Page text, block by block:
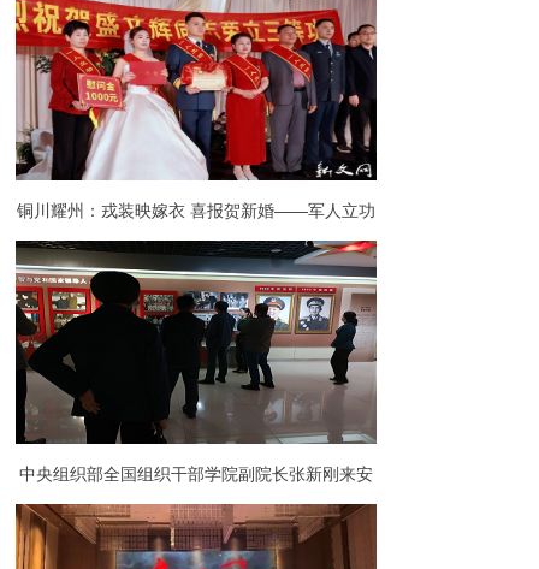
追寻红色足迹
铜川耀州：戎装映嫁衣 喜报贺新婚——军人立功
喜报与婚礼撞出“最美同框”
中央组织部全国组织干部学院副院长张新刚来安
徽金寨干部学院考察调研